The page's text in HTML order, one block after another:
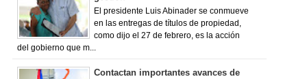
El presidente Luis Abinader se conmueve
en las entregas de títulos de propiedad,
como dijo el 27 de febrero, es la acción
del gobierno que m...
Contactan importantes avances de